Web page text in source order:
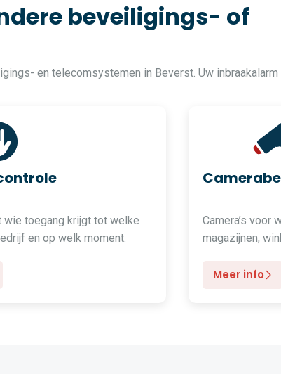
beveiligings- of
en telecomsystemen in Beverst. Uw
wie toegang krijgt tot welke
en op welk moment.
Camera’s voor
magazijnen,
Meer info